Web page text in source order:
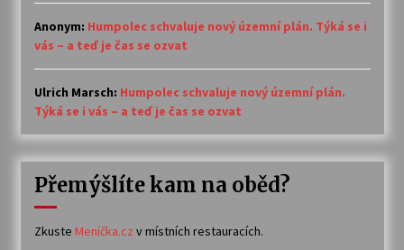
Anonym: Humpolec schvaluje nový územní plán. Týká se i
vás – a teď je čas se ozvat
Ulrich Marsch: Humpolec schvaluje nový územní plán.
Týká se i vás – a teď je čas se ozvat
Přemýšlíte kam na oběd?
Zkuste Meníčka.cz v místních restauracích.